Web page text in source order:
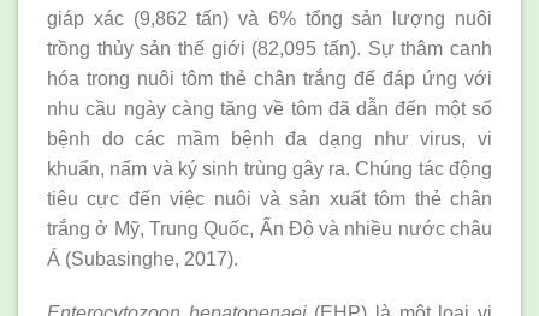
giáp xác (9,862 tấn) và 6% tổng sản lượng nuôi
trồng thủy sản thế giới (82,095 tấn). Sự thâm canh
hóa trong nuôi tôm thẻ chân trắng để đáp ứng với
nhu cầu ngày càng tăng về tôm đã dẫn đến một số
bệnh do các mầm bệnh đa dạng như virus, vi
khuẩn, nấm và ký sinh trùng gây ra. Chúng tác động
tiêu cực đến việc nuôi và sản xuất tôm thẻ chân
trắng ở Mỹ, Trung Quốc, Ấn Độ và nhiều nước châu
Á (Subasinghe, 2017).